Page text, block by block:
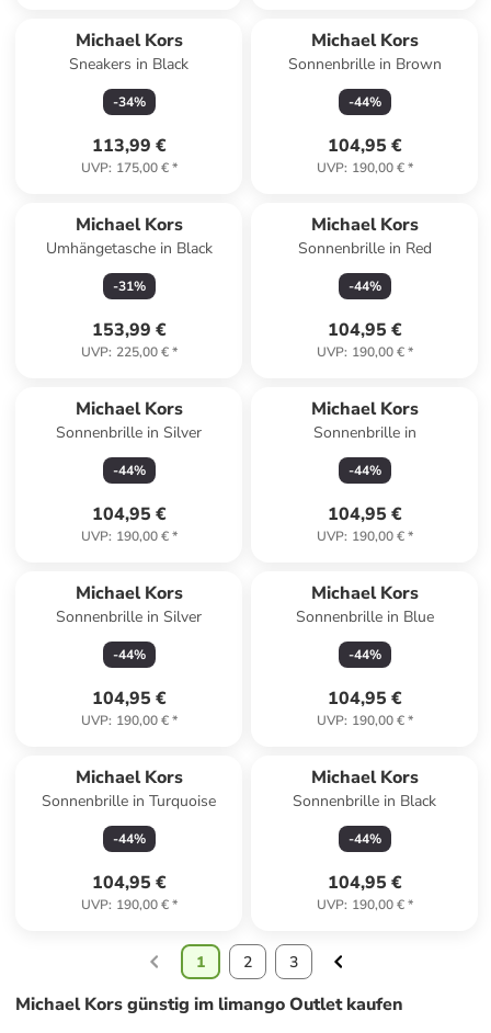
Michael Kors
Sneakers in Black
-34%
113,99 €
UVP: 175,00 €*
Michael Kors
Sonnenbrille in Brown
-44%
104,95 €
UVP: 190,00 €*
Michael Kors
Umhängetasche in Black
-31%
153,99 €
UVP: 225,00 €*
Michael Kors
Sonnenbrille in Red
-44%
104,95 €
UVP: 190,00 €*
Michael Kors
Sonnenbrille in Silver
-44%
104,95 €
UVP: 190,00 €*
Michael Kors
Sonnenbrille in
-44%
104,95 €
UVP: 190,00 €*
Michael Kors
Sonnenbrille in Silver
-44%
104,95 €
UVP: 190,00 €*
Michael Kors
Sonnenbrille in Blue
-44%
104,95 €
UVP: 190,00 €*
Michael Kors
Sonnenbrille in Turquoise
-44%
104,95 €
UVP: 190,00 €*
Michael Kors
Sonnenbrille in Black
-44%
104,95 €
UVP: 190,00 €*
1 2 3
Michael Kors günstig im limango Outlet kaufen